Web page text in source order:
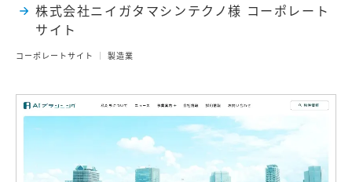
株式会社ニイガタマシンテクノ様 コーポレート
サイト
コーポレートサイト 製造業